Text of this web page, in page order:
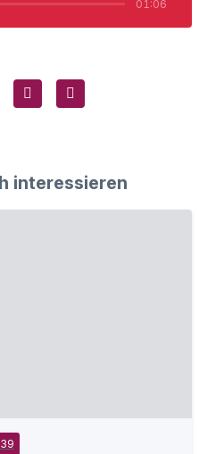
01:06
interessieren